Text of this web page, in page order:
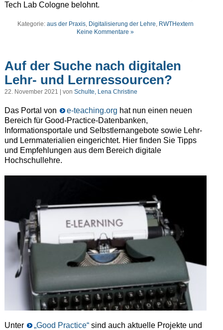
Tech Lab Cologne belohnt.
Kategorie: aus der Praxis, Digitalisierung der Lehre, RWTHextern
Keine Kommentare »
Auf der Suche nach digitalen
Lehr- und Lernressourcen?
22. November 2021 | von Schulte, Lena Christine
Das Portal von e-teaching.org hat nun einen neuen
Bereich für Good-Practice-Datenbanken,
Informationsportale und Selbstlernangebote sowie Lehr-
und Lernmaterialien eingerichtet. Hier finden Sie Tipps
und Empfehlungen aus dem Bereich digitale
Hochschullehre.
Unter „Good Practice“sind auch aktuelle Projekte und